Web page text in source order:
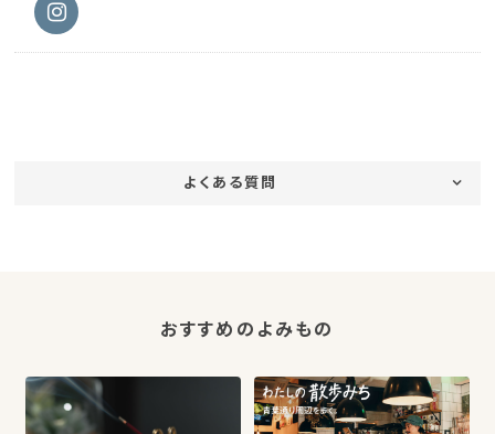
よくある質問
おすすめのよみもの